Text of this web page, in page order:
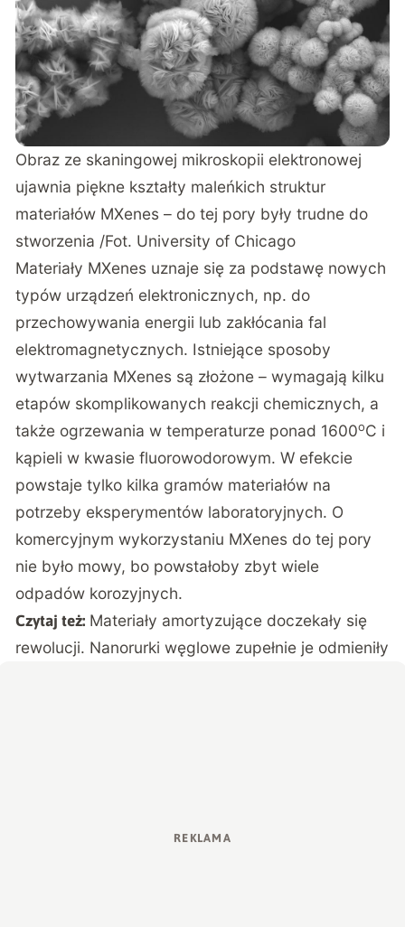
Obraz ze skaningowej mikroskopii elektronowej
ujawnia piękne kształty maleńkich struktur
materiałów MXenes – do tej pory były trudne do
stworzenia /Fot. University of Chicago
Materiały MXenes uznaje się za podstawę nowych
typów urządzeń elektronicznych, np. do
przechowywania energii lub zakłócania fal
elektromagnetycznych. Istniejące sposoby
wytwarzania MXenes są złożone – wymagają kilku
etapów skomplikowanych reakcji chemicznych, a
także ogrzewania w temperaturze ponad 1600oC i
kąpieli w kwasie fluorowodorowym. W efekcie
powstaje tylko kilka gramów materiałów na
potrzeby eksperymentów laboratoryjnych. O
komercyjnym wykorzystaniu MXenes do tej pory
nie było mowy, bo powstałoby zbyt wiele
odpadów korozyjnych.
Czytaj też: Materiały amortyzujące doczekały się
rewolucji. Nanorurki węglowe zupełnie je odmieniły